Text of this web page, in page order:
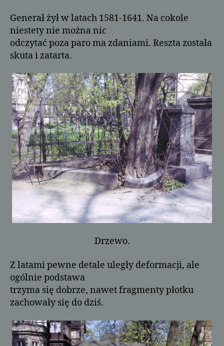
Generał żył w latach 1581-1641. Na cokole
niestety nie można nic
odczytać poza paro ma zdaniami. Reszta została
skuta i zatarta.
Drzewo.
Z latami pewne detale uległy deformacji, ale
ogólnie podstawa
trzyma się dobrze, nawet fragmenty płotku
zachowały się do dziś.